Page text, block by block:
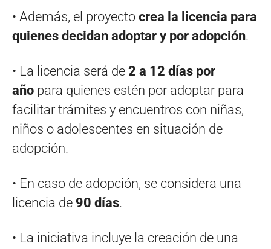
• Además, el proyecto crea la licencia para
quienes decidan adoptar y por adopción.
• La licencia será de 2 a 12 días por
año para quienes estén por adoptar para
facilitar trámites y encuentros con niñas,
niños o adolescentes en situación de
adopción.
• En caso de adopción, se considera una
licencia de 90 días.
• La iniciativa incluye la creación de una